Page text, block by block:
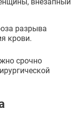
внезапный
разрыва
крови.
срочно